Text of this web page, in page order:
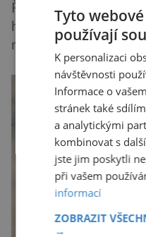
Říká se, že Francie
historii i kulturu,
romantickým
jsou ohromující.
obrovskou scénu.
milionů lidí. Někteří
gastronomii. Další
roce 2025 […]
Tyto
používají
K personalizaci
návštěvnosti
Informace o
stránek také
a analytickými
kombinovat s
jste jim poskytli
při vašem
informací
ZOBRAZIT
→